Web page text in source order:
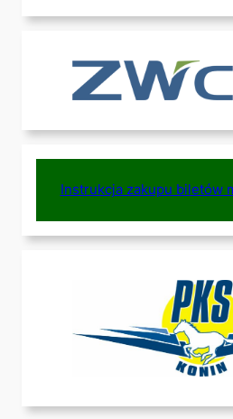
Instrukcja zakupu biletów